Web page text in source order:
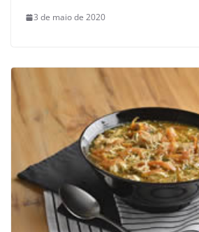
3 de maio de 2020